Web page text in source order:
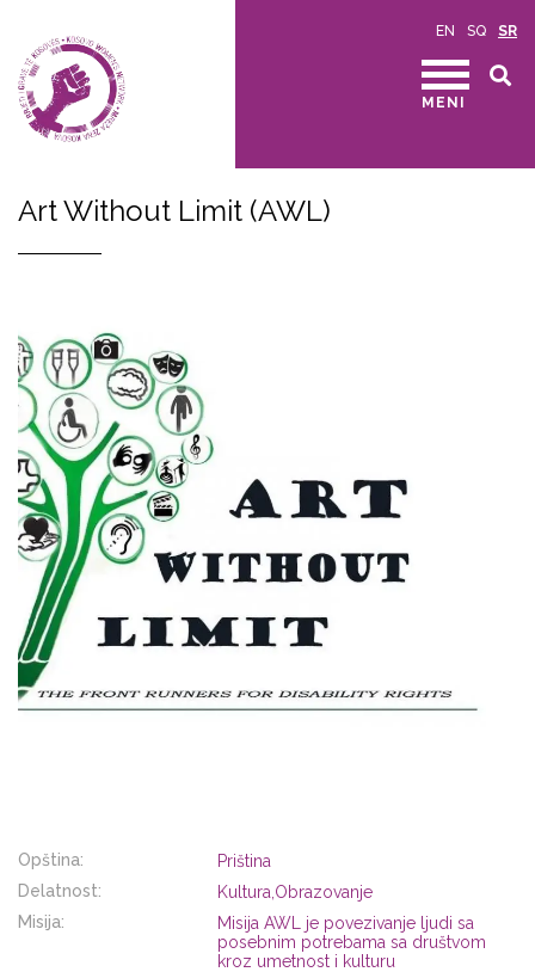
EN SQ SR
MENI
Art Without Limit (AWL)
Opština:
Priština
Delatnost:
Kultura,Obrazovanje
Misija:
Misija AWL je povezivanje ljudi sa
posebnim potrebama sa društvom
kroz umetnost i kulturu